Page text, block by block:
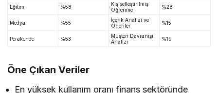
Eğitim %58
Kişiselleştirilmiş
Öğrenme
%28
Medya %55
İçerik Analizi ve
Öneriler
%15
Perakende %53
Müşteri Davranışı
Analizi
%19
Öne Çıkan Veriler
En yüksek kullanım oranı finans sektöründe